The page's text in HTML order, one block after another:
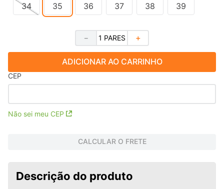
34 35 36 37 38 39
＋
－
ADICIONAR AO CARRINHO
CEP
Não sei meu CEP
CALCULAR O FRETE
Descrição do produto